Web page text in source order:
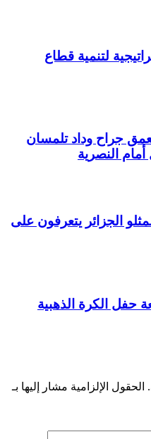
لتنمية قطاع
جراح وداد تلمسان
النصرية
الجزائر يتعرفون على
حفل الكرة الذهبية
الحقول الإلزامية مشار إليها بـ